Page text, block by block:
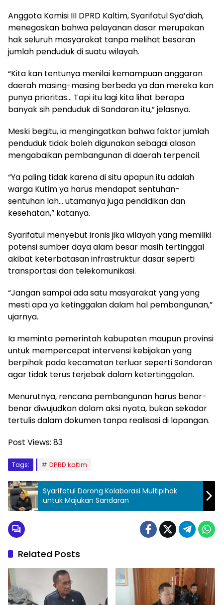
Anggota Komisi III DPRD Kaltim, Syarifatul Sya’diah,
menegaskan bahwa pelayanan dasar merupakan
hak seluruh masyarakat tanpa melihat besaran
jumlah penduduk di suatu wilayah.
“Kita kan tentunya menilai kemampuan anggaran
daerah masing-masing berbeda ya dan mereka kan
punya prioritas… Tapi itu lagi kita lihat berapa
banyak sih penduduk di Sandaran itu,” jelasnya.
Meski begitu, ia mengingatkan bahwa faktor jumlah
penduduk tidak boleh digunakan sebagai alasan
mengabaikan pembangunan di daerah terpencil.
“Ya paling tidak karena di situ apapun itu adalah
warga Kutim ya harus mendapat sentuhan-
sentuhan lah… utamanya juga pendidikan dan
kesehatan,” katanya.
Syarifatul menyebut ironis jika wilayah yang memiliki
potensi sumber daya alam besar masih tertinggal
akibat keterbatasan infrastruktur dasar seperti
transportasi dan telekomunikasi.
“Jangan sampai ada satu masyarakat yang yang
mesti apa ya ketinggalan dalam hal pembangunan,”
ujarnya.
Ia meminta pemerintah kabupaten maupun provinsi
untuk mempercepat intervensi kebijakan yang
berpihak pada kecamatan terluar seperti Sandaran
agar tidak terus terjebak dalam ketertinggalan.
Menurutnya, rencana pembangunan harus benar-
benar diwujudkan dalam aksi nyata, bukan sekadar
tertulis dalam dokumen tanpa realisasi di lapangan.
Post Views: 83
Tags: DPRD kaltim
Syarifatul Dorong Kolaborasi Multipihak
untuk Majukan Sandaran
Related Posts